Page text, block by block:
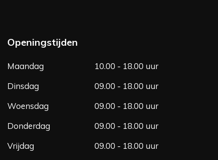
b
o
o
k
a
g
Openingstijden
Maandag
10.00 - 18.00 uur
Dinsdag
09.00 - 18.00 uur
Woensdag
09.00 - 18.00 uur
Donderdag
09.00 - 18.00 uur
Vrijdag
09.00 - 18.00 uur